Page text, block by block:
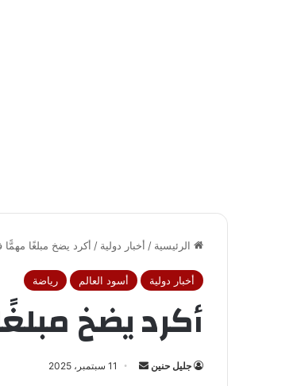
الرئيسية / أخبار دولية / أكرد يضخ مبلغًا مهمًّا
أخبار دولية أسود العالم رياضة
أكرد يضخ
جليل حنين 11 سبتمبر، 2025